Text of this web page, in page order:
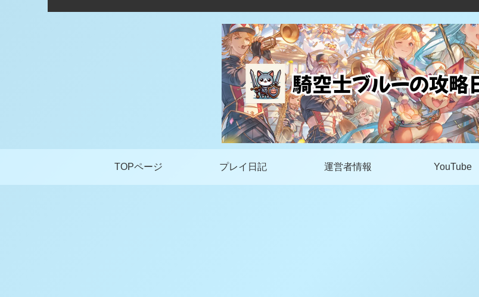
TOPページ プレイ日記 運営者情報 YouTube